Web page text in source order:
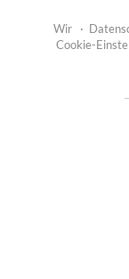
Wir ·
Cookie-